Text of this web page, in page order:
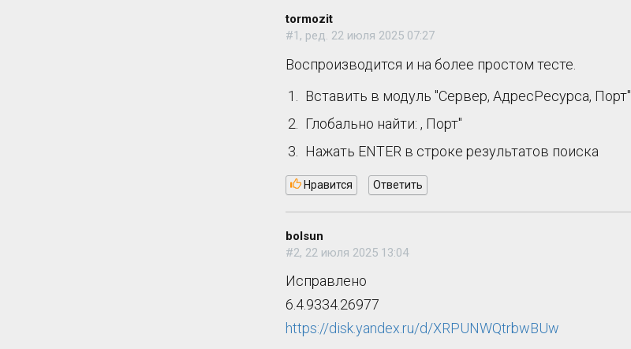
tormozit
#1, ред. 22 июля 2025 07:27
Воспроизводится и на более простом тесте.
Вставить в модуль "Сервер, АдресРесурса, Порт"
Глобально найти: , Порт"
Нажать ENTER в строке результатов поиска
Нравится Ответить
bolsun
#2, 22 июля 2025 13:04
Исправлено
6.4.9334.26977
https://disk.yandex.ru/d/XRPUNWQtrbwBUw